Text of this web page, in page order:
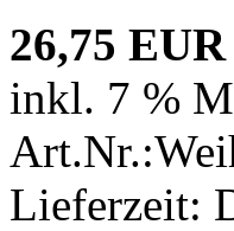
26,75 EUR
inkl. 7 %
Lieferzeit: